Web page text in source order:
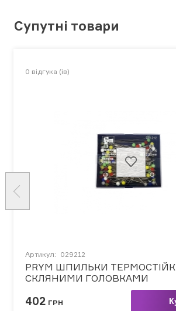
Супутні товари
0 відгука (ів)
Артикул: 029212
PRYM ШПИЛЬКИ ТЕРМОСТІЙКІ
СКЛЯНИМИ ГОЛОВКАМИ
402 ГРН